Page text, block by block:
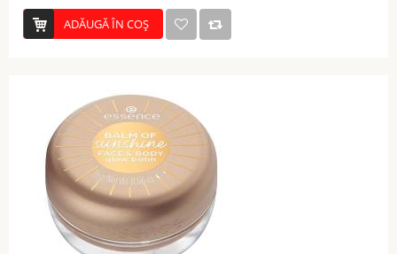
ADĂUGĂ ÎN COŞ